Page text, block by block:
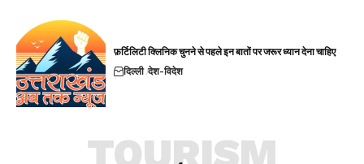
फ़र्टिलिटी क्लिनिक चुनने से पहले इन बातों पर जरूर ध्यान देना चाहिए
दिल्ली देश-विदेश
TOURISM